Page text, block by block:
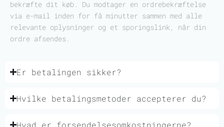
bekræfte dit køb. Du modtager en ordrebekræftelse
via e-mail inden for få minutter sammen med alle
relevante oplysninger og et sporingslink, når din
ordre afsendes.
Er betalingen sikker?
Hvilke betalingsmetoder accepterer du?
Hvad er forsendelsesomkostningerne?